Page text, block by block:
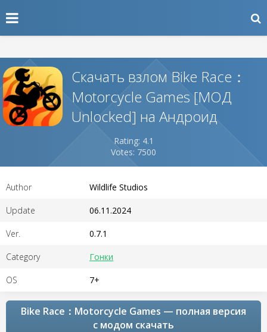
Скачать взлом Bike Race：
Motorcycle Games [МОД
Unlocked] на Андроид
Rating: 4.1
Votes: 7500
Author Wildlife Studios
Update 06.11.2024
Ver. 0.7.1
Category Гонки
OS 7+
Bike Race：Motorcycle Games — полная версия
с модом скачать